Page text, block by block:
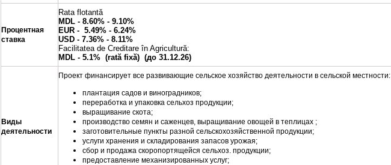
Процентная
ставка
Rata flotantă
MDL - 8.60% - 9.10%
EUR - 5.49% - 6.24%
USD - 7.36% - 8.11%
Facilitatea de Creditare în Agricultură:
MDL - 5.1% (rată fixă) (до 31.12.26)
Виды
деятельности
Проект финансирует все развивающие сельское хозяйство деятельности в сельской местности:
плантация садов и виноградников;
переработка и упаковка сельхоз продукции;
выращивание скота;
производство семян и саженцев, выращивание овощей в теплицах ;
заготовительные пункты разной сельскохозяйственной продукции;
услуги хранения и складирования запасов урожая;
сбор и продажа скоропортящейся сельхоз. продукции;
предоставление механизированных услуг;